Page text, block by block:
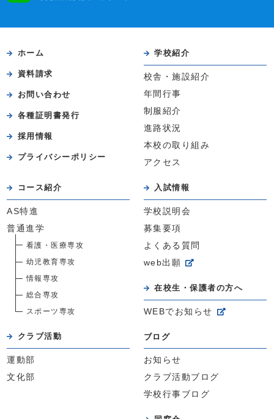
ホーム
資料請求
お問い合わせ
各種証明書発行
採用情報
プライバシーポリシー
学校紹介
校舎・施設紹介
年間行事
制服紹介
進路状況
本校の取り組み
アクセス
コース紹介
AS特進
普通進学
看護・医療専攻
幼児教育専攻
情報専攻
総合専攻
スポーツ専攻
クラブ活動
運動部
文化部
入試情報
学校説明会
募集要項
よくある質問
web出願
在校生・保護者の方へ
WEBでお知らせ
ブログ
お知らせ
クラブ活動ブログ
学校行事ブログ